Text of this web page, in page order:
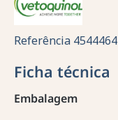
Referência 4544464
Ficha técnica
Embalagem